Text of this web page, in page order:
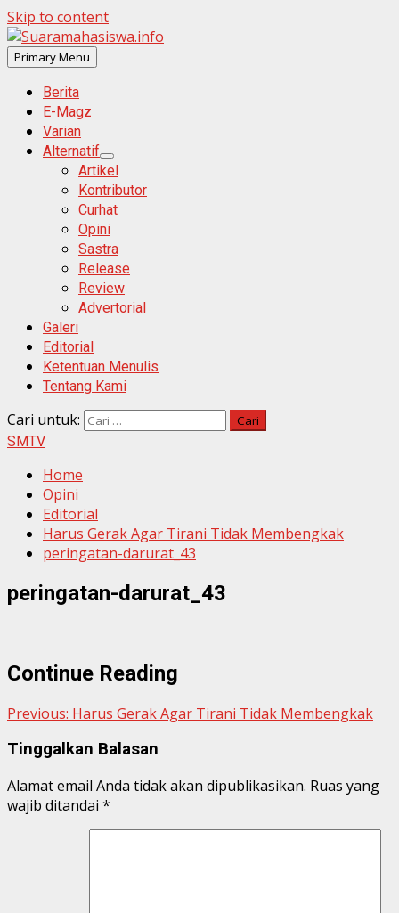
Skip to content
Primary Menu
Berita
E-Magz
Varian
Alternatif
Artikel
Kontributor
Curhat
Opini
Sastra
Release
Review
Advertorial
Galeri
Editorial
Ketentuan Menulis
Tentang Kami
Cari untuk:
SMTV
Home
Opini
Editorial
Harus Gerak Agar Tirani Tidak Membengkak
peringatan-darurat_43
peringatan-darurat_43
Continue Reading
Previous: Harus Gerak Agar Tirani Tidak Membengkak
Tinggalkan Balasan
Alamat email Anda tidak akan dipublikasikan. Ruas yang
wajib ditandai *